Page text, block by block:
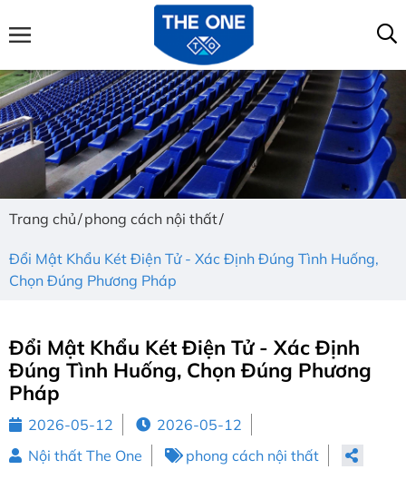
Trang chủ phong cách nội thất
Đổi Mật Khẩu Két Điện Tử - Xác Định Đúng Tình Huống,
Chọn Đúng Phương Pháp
Đổi Mật Khẩu Két Điện Tử - Xác Định
Đúng Tình Huống, Chọn Đúng Phương
Pháp
2026-05-12
2026-05-12
Nội thất The One
phong cách nội thất